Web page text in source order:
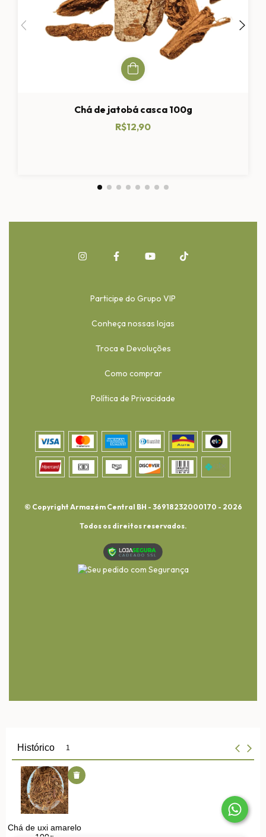
Chá de jatobá casca 100g
R$12,90
Participe do Grupo VIP
Conheça nossas lojas
Troca e Devoluções
Como comprar
Política de Privacidade
© Copyright Armazém Central BH - 36918232000170 - 2026
Todos os direitos reservados.